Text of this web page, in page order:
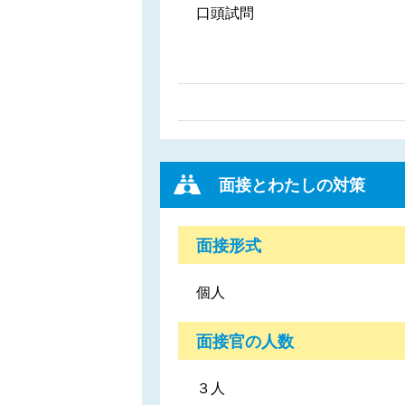
口頭試問
面接とわたしの対策
面接形式
個人
面接官の人数
３人